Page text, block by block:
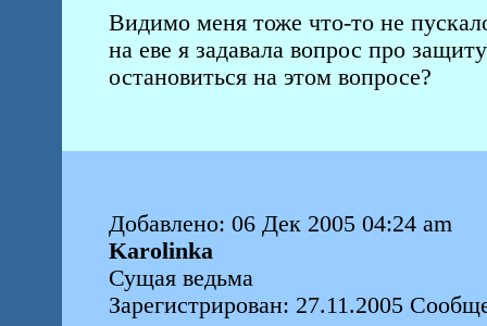
Видимо меня тоже что-то не
на еве я задавала вопрос про
остановиться на этом вопросе?
Добавлено: 06 Дек 2005 04:24 am
Karolinka
Сущая ведьма
Зарегистрирован: 27.11.2005